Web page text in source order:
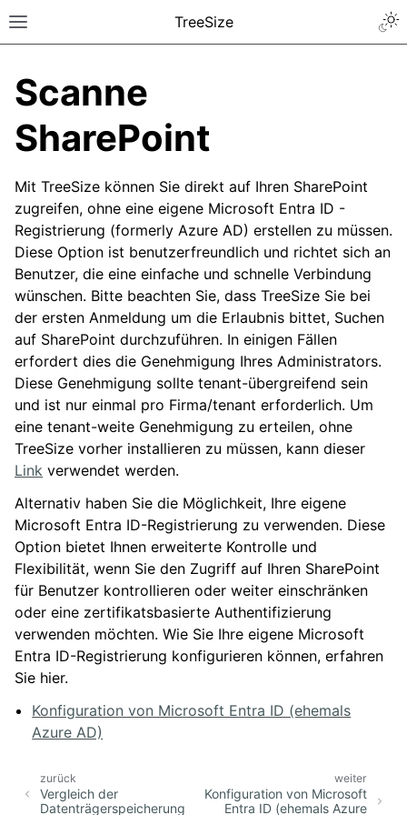
TreeSize
Scanne
SharePoint
Mit TreeSize können Sie direkt auf Ihren SharePoint
zugreifen, ohne eine eigene Microsoft Entra ID -
Registrierung (formerly Azure AD) erstellen zu müssen.
Diese Option ist benutzerfreundlich und richtet sich an
Benutzer, die eine einfache und schnelle Verbindung
wünschen. Bitte beachten Sie, dass TreeSize Sie bei
der ersten Anmeldung um die Erlaubnis bittet, Suchen
auf SharePoint durchzuführen. In einigen Fällen
erfordert dies die Genehmigung Ihres Administrators.
Diese Genehmigung sollte tenant-übergreifend sein
und ist nur einmal pro Firma/tenant erforderlich. Um
eine tenant-weite Genehmigung zu erteilen, ohne
TreeSize vorher installieren zu müssen, kann dieser
Link verwendet werden.
Alternativ haben Sie die Möglichkeit, Ihre eigene
Microsoft Entra ID-Registrierung zu verwenden. Diese
Option bietet Ihnen erweiterte Kontrolle und
Flexibilität, wenn Sie den Zugriff auf Ihren SharePoint
für Benutzer kontrollieren oder weiter einschränken
oder eine zertifikatsbasierte Authentifizierung
verwenden möchten. Wie Sie Ihre eigene Microsoft
Entra ID-Registrierung konfigurieren können, erfahren
Sie hier.
Konfiguration von Microsoft Entra ID (ehemals
Azure AD)
weiter
Konfiguration von Microsoft
Entra ID (ehemals Azure
zurück
Vergleich der
Datenträgerspeicherung